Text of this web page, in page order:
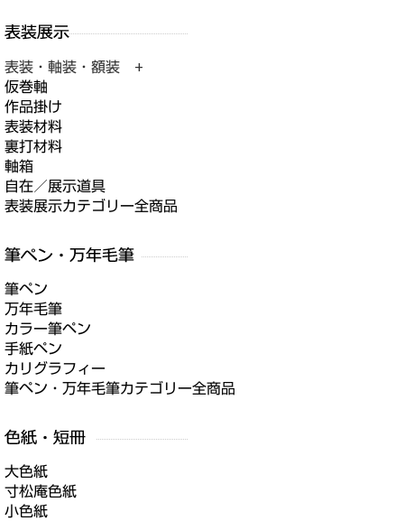
表装・軸装・額装 +
仮巻軸
作品掛け
表装材料
裏打材料
軸箱
自在／展示道具
表装展示カテゴリー全商品
筆ペン
万年毛筆
カラー筆ペン
手紙ペン
カリグラフィー
筆ペン・万年毛筆カテゴリー全商品
大色紙
寸松庵色紙
小色紙